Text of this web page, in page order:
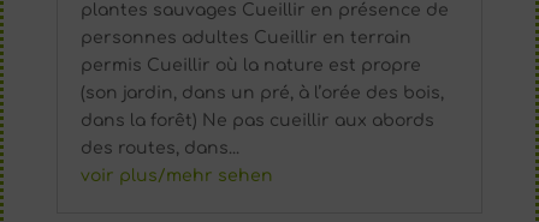
plantes sauvages Cueillir en présence de
personnes adultes Cueillir en terrain
permis Cueillir où la nature est propre
(son jardin, dans un pré, à l’orée des bois,
dans la forêt) Ne pas cueillir aux abords
des routes, dans...
voir plus/mehr sehen